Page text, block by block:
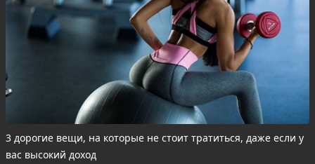
3 дорогие вещи, на которые не стоит тратиться, даже если у
вас высокий доход